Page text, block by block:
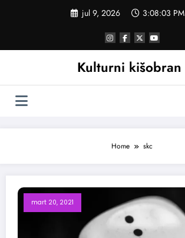
jul 9, 2026 3:08:03 PM
Kulturni kišobran
Home skc
mart 20, 2021